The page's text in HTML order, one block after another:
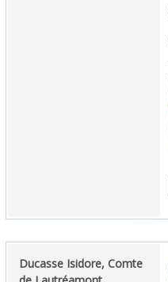
‎Ducasse Isidore, Comte